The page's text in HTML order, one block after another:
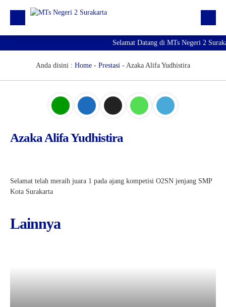
Profil Madrasah
Kesiswaan
Selamat Datang di MTs Negeri 2
Anda disini : Home - Prestasi - Azaka Alifa Yudhistira
Azaka Alifa Yudhistira
Selamat telah meraih juara 1 pada ajang kompetisi O2SN jenjang SMP
Kota Surakarta
Lainnya